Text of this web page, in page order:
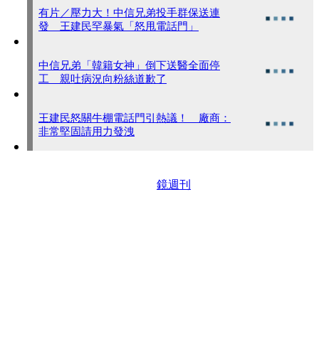
有片／壓力大！中信兄弟投手群保送連
發 王建民罕暴氣「怒甩電話門」
中信兄弟「韓籍女神」倒下送醫全面停
工 親吐病況向粉絲道歉了
王建民怒關牛棚電話門引熱議！ 廠商：
非常堅固請用力發洩
鏡週刊